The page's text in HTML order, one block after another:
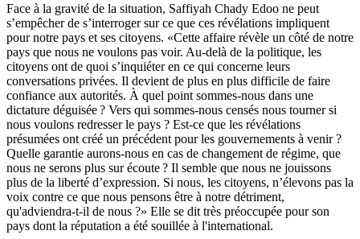
Face à la gravité de la situation, Saffiyah Chady Edoo ne peut
s’empêcher de s’interroger sur ce que ces révélations impliquent
pour notre pays et ses citoyens. «Cette affaire révèle un côté de notre
pays que nous ne voulons pas voir. Au-delà de la politique, les
citoyens ont de quoi s’inquiéter en ce qui concerne leurs
conversations privées. Il devient de plus en plus difficile de faire
confiance aux autorités. À quel point sommes-nous dans une
dictature déguisée ? Vers qui sommes-nous censés nous tourner si
nous voulons redresser le pays ? Est-ce que les révélations
présumées ont créé un précédent pour les gouvernements à venir ?
Quelle garantie aurons-nous en cas de changement de régime, que
nous ne serons plus sur écoute ? Il semble que nous ne jouissons
plus de la liberté d’expression. Si nous, les citoyens, n’élevons pas la
voix contre ce que nous pensons être à notre détriment,
qu'adviendra-t-il de nous ?» Elle se dit très préoccupée pour son
pays dont la réputation a été souillée à l'international.